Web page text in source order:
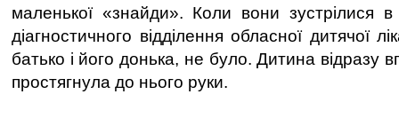
маленької «знайди». Коли вони зустрілися
діагностичного відділення обласної дитячої
батько і його донька, не було. Дитина відразу
простягнула до нього руки.